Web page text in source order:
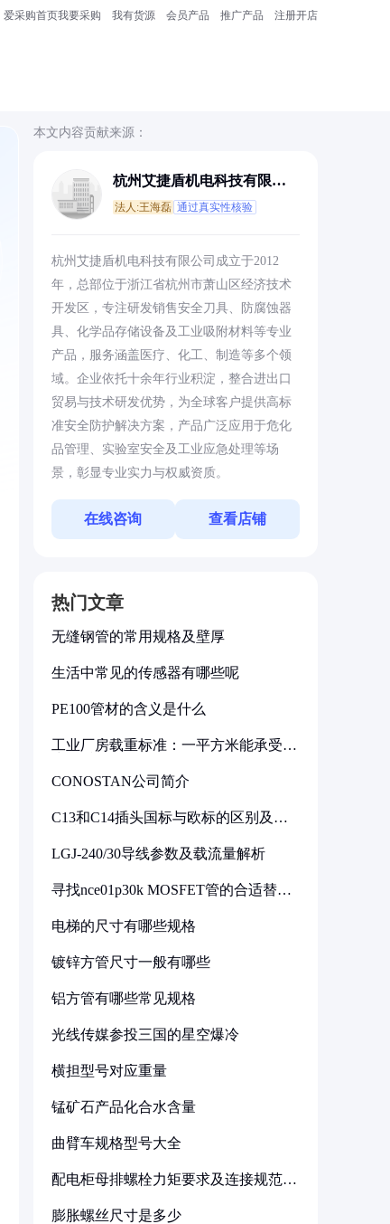
爱采购首页我要采购 我有货源 会员产品 推广产品 注册开店
本文内容贡献来源：
杭州艾捷盾机电科技有限公
法人:王海磊 通过真实性核验
杭州艾捷盾机电科技有限公司成立于2012
年，总部位于浙江省杭州市萧山区经济技术
开发区，专注研发销售安全刀具、防腐蚀器
具、化学品存储设备及工业吸附材料等专业
产品，服务涵盖医疗、化工、制造等多个领
域。企业依托十余年行业积淀，整合进出口
贸易与技术研发优势，为全球客户提供高标
准安全防护解决方案，产品广泛应用于危化
品管理、实验室安全及工业应急处理等场
景，彰显专业实力与权威资质。
在线咨询 查看店铺
热门文章
无缝钢管的常用规格及壁厚
生活中常见的传感器有哪些呢
PE100管材的含义是什么
工业厂房载重标准：一平方米能承受多
CONOSTAN公司简介
C13和C14插头国标与欧标的区别及其
LGJ-240/30导线参数及载流量解析
寻找nce01p30k MOSFET管的合适替代
电梯的尺寸有哪些规格
镀锌方管尺寸一般有哪些
铝方管有哪些常见规格
光线传媒参投三国的星空爆冷
横担型号对应重量
锰矿石产品化合水含量
曲臂车规格型号大全
配电柜母排螺栓力矩要求及连接规范详
膨胀螺丝尺寸是多少